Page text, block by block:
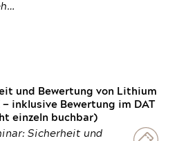
und Bewertung von Lithium
— inklusive Bewertung im DAT
einzeln buchbar)
Sicherheit und